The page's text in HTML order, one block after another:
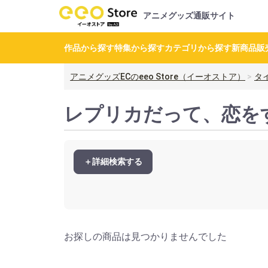
アニメグッズ通販サイト
作品から探す特集から探すカテゴリから探す新商品販
アニメグッズECのeeo Store（イーオストア） タ
レプリカだって、恋
＋詳細検索する
お探しの商品は見つかりませんでした